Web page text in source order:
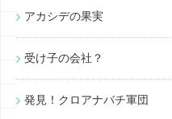
アカシデの果実
受け子の会社？
発見！クロアナバチ軍団